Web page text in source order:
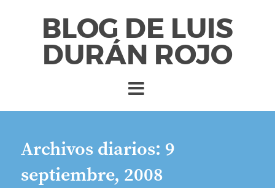
BLOG DE LUIS
DURÁN ROJO
Archivos diarios: 9
septiembre, 2008